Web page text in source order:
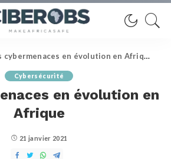
cybermenaces en évolution en Afrique
Cybersécurité
en évolution en
Afrique
21 janvier 2021